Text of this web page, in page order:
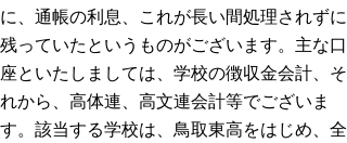
に、通帳の利息、これが長い間処理されずに
残っていたというものがございます。主な口
座といたしましては、学校の徴収金会計、そ
れから、高体連、高文連会計等でございま
す。該当する学校は、鳥取東高をはじめ、全